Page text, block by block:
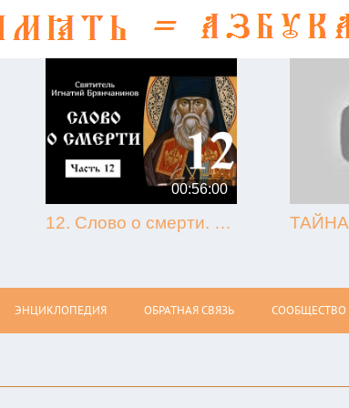
00:56:00
12. Слово о смерти. Игнатий Брянчанинов.
ЭНЦИКЛОПЕДИЯ ОБРАТНАЯ СВЯЗЬ СООБЩЕСТВО